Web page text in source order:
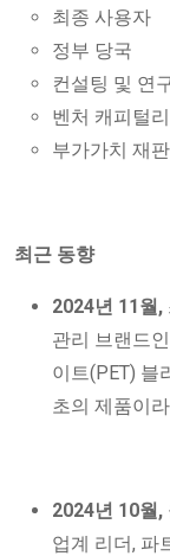
최종 사용자
정부 당국
컨설팅 및 연
벤처 캐피털
부가가치 재
최근 동향
2024년 11월,
관리 브랜드
이트(PET) 블
초의 제품이
2024년 10월,
업계 리더, 파